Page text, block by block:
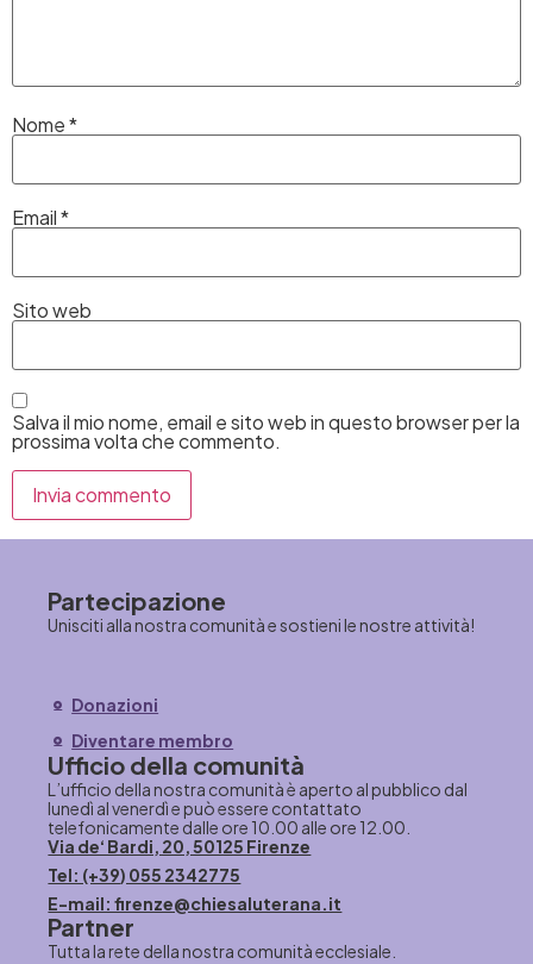
Nome*
Email*
Sito web
Salva il mio nome, email e sito web in questo browser per la
prossima volta che commento.
Partecipazione
Unisciti alla nostra comunità e sostieni le nostre attività!
Donazioni
Diventare membro
Ufficio della comunità
L’ufficio della nostra comunità è aperto al pubblico dal
lunedì al venerdì e può essere contattato
telefonicamente dalle ore 10.00 alle ore 12.00.
Via de‘ Bardi, 20, 50125 Firenze
Tel: (+39) 055 2342775
E-mail: firenze@chiesaluterana.it
Partner
Tutta la rete della nostra comunità ecclesiale.